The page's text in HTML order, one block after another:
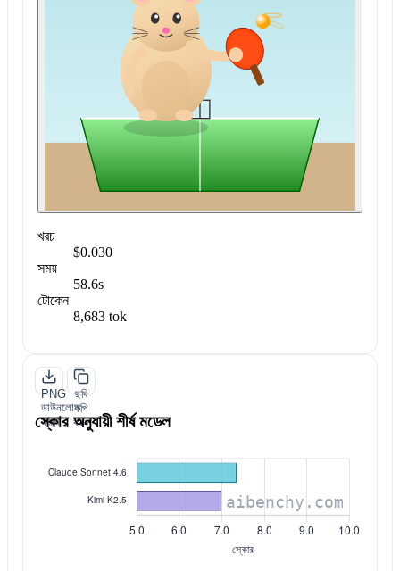
খরচ
$0.030
সময়
58.6s
টোকেন
8,683 tok
PNG
ডাউনলোড
করুন
ছবি
কপি
করুন
স্কোর অনুযায়ী শীর্ষ মডেল